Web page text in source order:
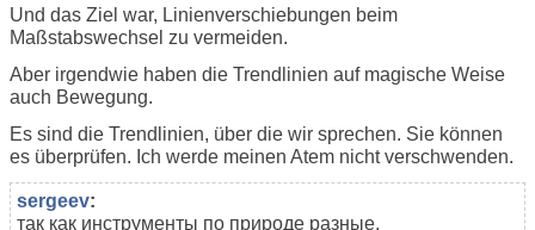
Und das Ziel war, Linienverschiebungen beim
Maßstabswechsel zu vermeiden.
Aber irgendwie haben die Trendlinien auf magische Weise
auch Bewegung.
Es sind die Trendlinien, über die wir sprechen. Sie können
es überprüfen. Ich werde meinen Atem nicht verschwenden.
sergeev:
так как инструменты по природе разные.